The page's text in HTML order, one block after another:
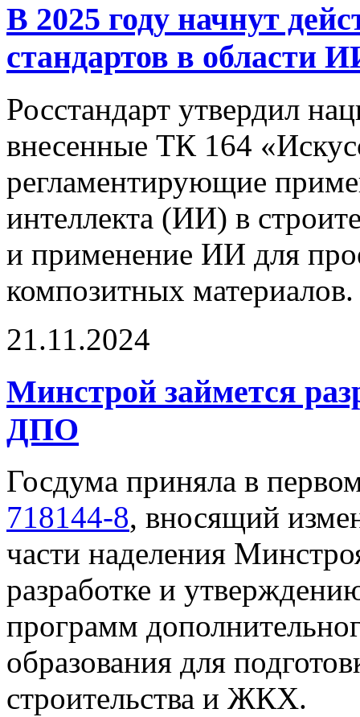
В 2025 году начнут
стандартов в области
Росстандарт утвердил
внесенные ТК 164
регламентирующие
интеллекта (ИИ) в
и применение ИИ для
композитных материалов.
21.11.2024
Минстрой займется
ДПО
Госдума приняла в
718144-8, вносящий
части наделения
разработке и
программ
образования для
строительства и ЖКХ.